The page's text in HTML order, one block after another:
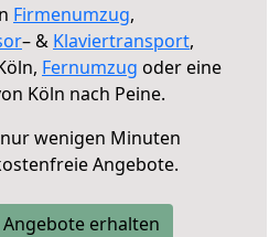
Firmenumzug,
– & Klaviertransport,
Fernumzug oder eine
Köln nach Peine.
wenigen Minuten
Angebote.
erhalten